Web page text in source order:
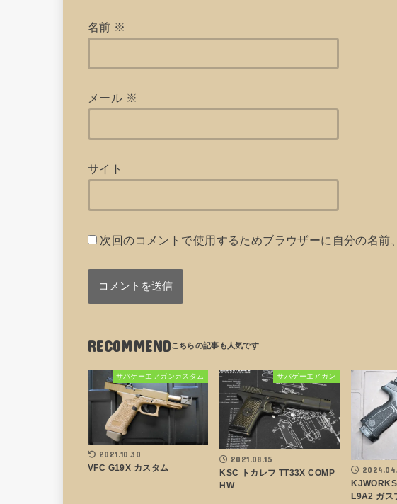
名前 ※
メール ※
サイト
次回のコメントで使用するためブラウザーに自分の名前
RECOMMEND
サバゲーエアガンカスタム
2021.10.30
VFC G19X カスタム
サバゲーエアガン
2021.08.15
KSC トカレフ TT33X COMP
HW
L9A2 ガス